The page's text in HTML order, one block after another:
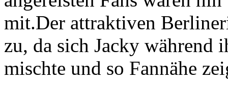
mit.Der attraktiven
zu, da sich Jacky
mischte und so Fannähe